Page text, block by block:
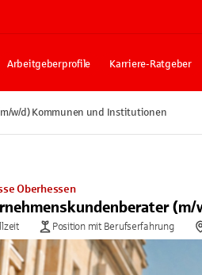
Arbeitgeberprofile Karriere-Ratgeber
w/d) Kommunen und Institutionen
Oberhessen
Position mit Berufserfahrung